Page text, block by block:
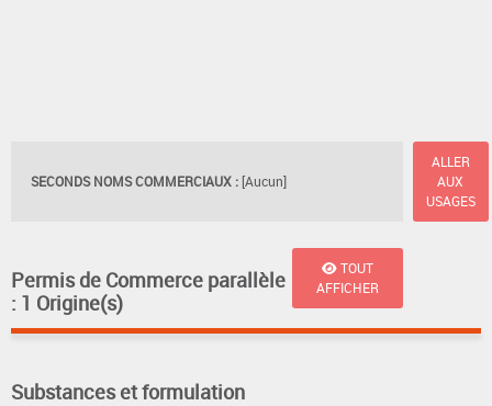
SECONDS NOMS COMMERCIAUX : [Aucun]
ALLER
AUX
USAGES
Permis de Commerce parallèle
: 1 Origine(s)
TOUT
AFFICHER
Substances et formulation